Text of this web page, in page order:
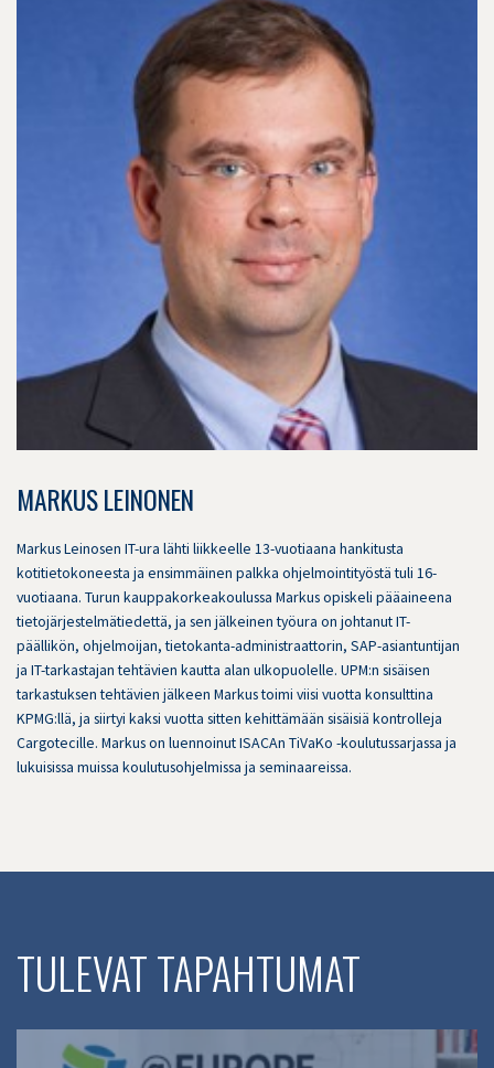
MARKUS LEINONEN
Markus Leinosen IT-ura lähti liikkeelle 13-vuotiaana hankitusta
kotitietokoneesta ja ensimmäinen palkka ohjelmointityöstä tuli 16-
vuotiaana. Turun kauppakorkeakoulussa Markus opiskeli pääaineena
tietojärjestelmätiedettä, ja sen jälkeinen työura on johtanut IT-
päällikön, ohjelmoijan, tietokanta-administraattorin, SAP-asiantuntijan
ja IT-tarkastajan tehtävien kautta alan ulkopuolelle. UPM:n sisäisen
tarkastuksen tehtävien jälkeen Markus toimi viisi vuotta konsulttina
KPMG:llä, ja siirtyi kaksi vuotta sitten kehittämään sisäisiä kontrolleja
Cargotecille. Markus on luennoinut ISACAn TiVaKo -koulutussarjassa ja
lukuisissa muissa koulutusohjelmissa ja seminaareissa.
TULEVAT TAPAHTUMAT